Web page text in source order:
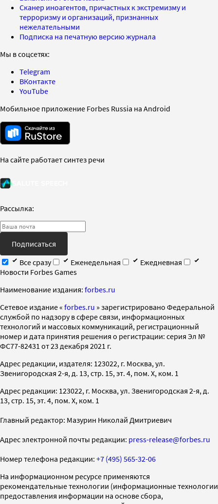
Сканер иноагентов, причастных к экстремизму и
терроризму и организаций, признанных
нежелательными
Подписка на печатную версию журнала
Мы в соцсетях:
Telegram
ВКонтакте
YouTube
Мобильное приложение Forbes Russia на Android
На сайте работает синтез речи
Рассылка:
Подписаться
Все сразу
Еженедельная
Ежедневная
Новости Forbes Games
Наименование издания: forbes.ru
Cетевое издание « forbes.ru » зарегистрировано Федеральной
службой по надзору в сфере связи, информационных
технологий и массовых коммуникаций, регистрационный
номер и дата принятия решения о регистрации: серия Эл №
ФС77-82431 от 23 декабря 2021 г.
Адрес редакции, издателя: 123022, г. Москва, ул.
Звенигородская 2-я, д. 13, стр. 15, эт. 4, пом. X, ком. 1
Адрес редакции: 123022, г. Москва, ул. Звенигородская 2-я, д.
13, стр. 15, эт. 4, пом. X, ком. 1
Главный редактор: Мазурин Николай Дмитриевич
Адрес электронной почты редакции: press-release@forbes.ru
Номер телефона редакции: +7 (495) 565-32-06
На информационном ресурсе применяются
рекомендательные технологии (информационные технологии
предоставления информации на основе сбора,